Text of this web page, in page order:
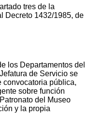
tres de la
Decreto 1432/1985, de
los Departamentos del
de Servicio se
convocatoria pública,
sobre función
del Museo
y la propia